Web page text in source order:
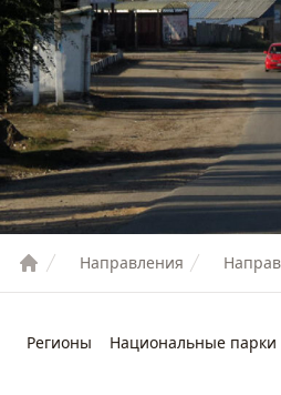
Направления
Регионы Национальные парки